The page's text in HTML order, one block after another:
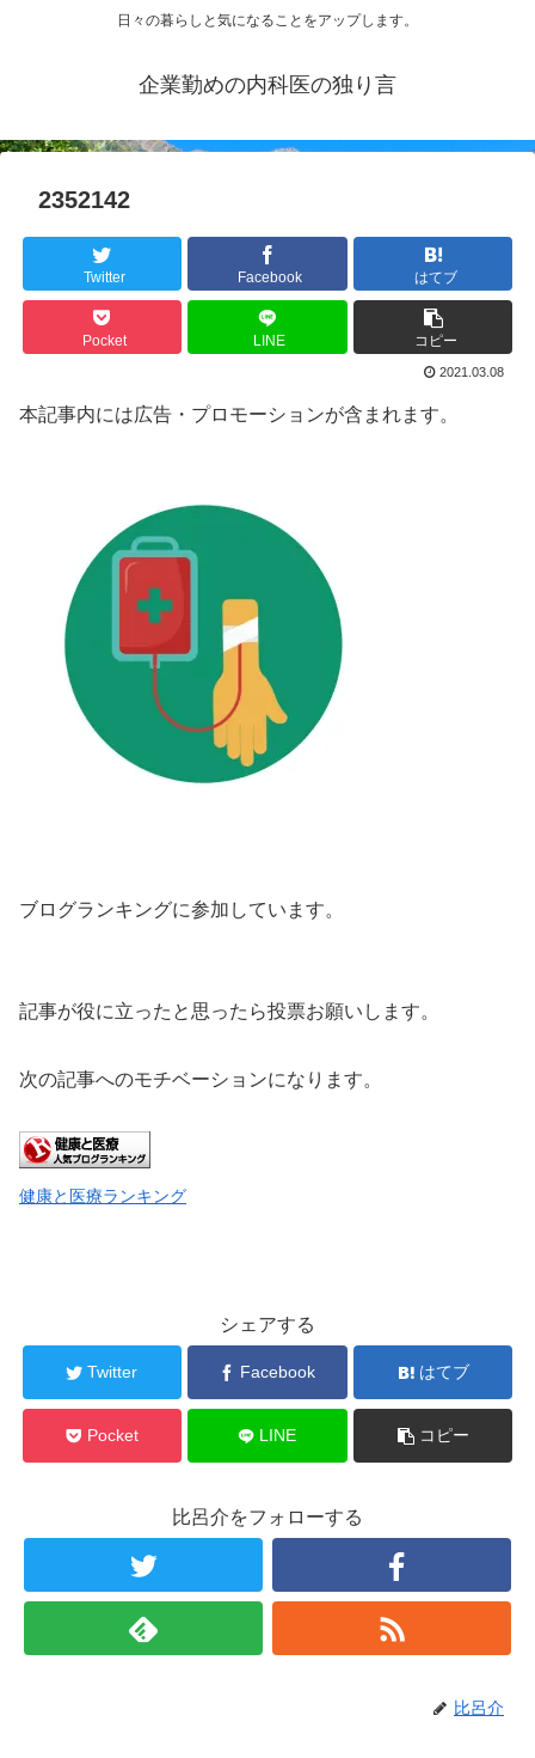
日々の暮らしと気になることをアップします。
企業勤めの内科医の独り言
2352142
Twitter Facebook はてブ
Pocket LINE コピー
2021.03.08
本記事内には広告・プロモーションが含まれます。
ブログランキングに参加しています。
記事が役に立ったと思ったら投票お願いします。
次の記事へのモチベーションになります。
健康と医療ランキング
シェアする
Twitter Facebook はてブ
Pocket LINE コピー
比呂介をフォローする
比呂介